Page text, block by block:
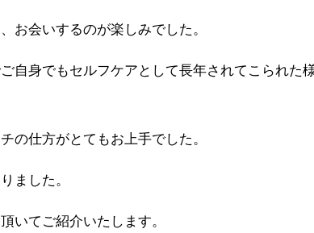
お会いするのが楽しみでした。
自身でもセルフケアとして長年されてこられた
の仕方がとてもお上手でした。
ました。
いてご紹介いたします。